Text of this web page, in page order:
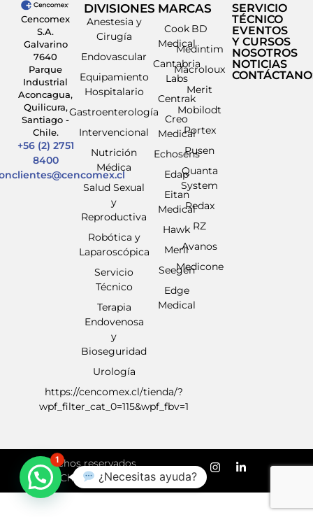
Cencomex
S.A.
Galvarino
7640
Parque
Industrial
Aconcagua,
Quilicura,
Santiago -
Chile.
+56 (2) 2751
8400
DIVISIONES
Anestesia y
Cirugía
Endovascular
Equipamiento
Hospitalario
Gastroenterología
Intervencional
Nutrición
Médica
Salud Sexual
y
Reproductiva
Robótica y
Laparoscópica
Servicio
Técnico
Terapia
Endovenosa
y
Bioseguridad
Urología
https://cencomex.cl/tienda/?
wpf_filter_cat_0=115&wpf_fbv=1
MARCAS
Cook
Medical
Cantabria
Labs
Centrak
Creo
Medical
Echosens
Edap
Eitan
Medical
Hawk
Meril
Seegen
Edge
Medical
BD
Medintim
Macroloux
Merit
Mobilodt
Portex
Pusen
Quanta
System
Redax
RZ
Avanos
Medicone
SERVICIO
TÉCNICO
EVENTOS
Y CURSOS
NOSOTROS
NOTICIAS
Derechos reservados
Chile 2024¿Necesitas ayuda?
1